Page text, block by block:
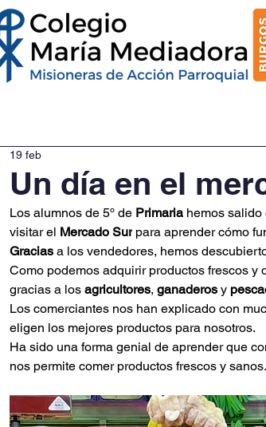
Un día en el
19 feb
Los alumnos de 5º de Primaria hemos salido
visitar el Mercado Sur para aprender cómo
Gracias a los vendedores, hemos
Como podemos adquirir productos frescos
gracias a los agricultores, ganaderos y
Los comerciantes nos han explicado con
eligen los mejores productos para nosotros.
Ha sido una forma genial de aprender que
nos permite comer productos frescos y sanos.